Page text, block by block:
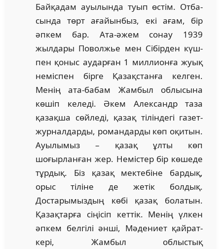
Байқадам ауы­­лында туып өстім. От­­ба­­­
сын­да төрт ағайынбыз, екі ағам, бір
әпкем бар. Ата-әжем сонау 1939
жылдары По­волжье мен Сібірден күш­
пен қоныс аударған 1 мил­лион­ға жуық
неміспен бірге Қазақстанға келген.
Менің ата-бабам Жамбыл облысына
көшіп келеді. Әкем Алек­сандр таза
қазақша сөйледі, қазақ тіліндегі газет-
жур­нал­дар­ды, романдарды көп оқитын.
Ауылымыз – қазақ ұлты көп
шоғырланған жер. Немістер бір көшеде
тұрдық. Біз қазақ мектебіне бардық,
орыс тіліне де жетік болдық.
Достарымыздың көбі қазақ болатын.
Қазақтарға сіңісіп кет­тік. Менің үлкен
әпкем белгілі әнші, Мәдениет қай­рат­
кері, Жамбыл облыстық